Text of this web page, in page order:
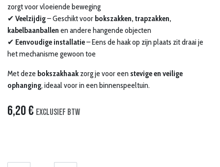
zorgt voor vloeiende beweging
✔ Veelzijdig– Geschikt voor bokszakken, trapzakken,
kabelbaanballen en andere hangende objecten
✔ Eenvoudige installatie– Eens de haak op zijn plaats zit draai je
het mechanisme gewoon toe
Met deze bokszakhaak zorg je voor een stevige en veilige
ophanging, ideaal voor in een binnenspeeltuin.
6,20€ Exclusief btw